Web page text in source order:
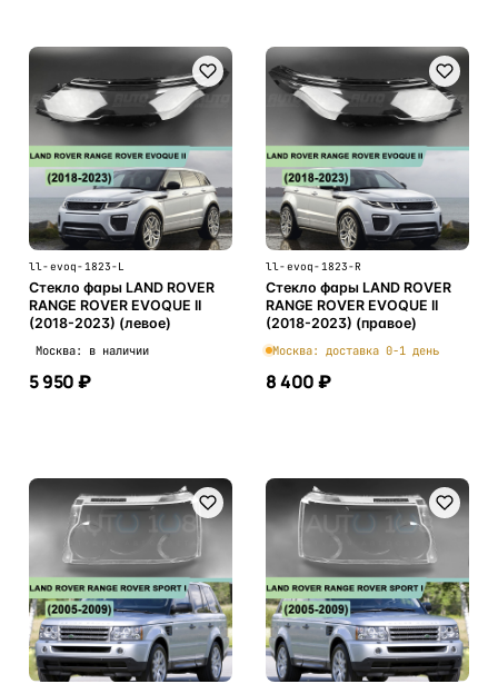
ll-evoq-1823-L
Стекло фары LAND ROVER
RANGE ROVER EVOQUE II
(2018-2023) (левое)
Москва: в наличии
5 950 ₽
ll-evoq-1823-R
Стекло фары LAND ROVER
RANGE ROVER EVOQUE II
(2018-2023) (правое)
Москва: доставка 0-1 день
8 400 ₽